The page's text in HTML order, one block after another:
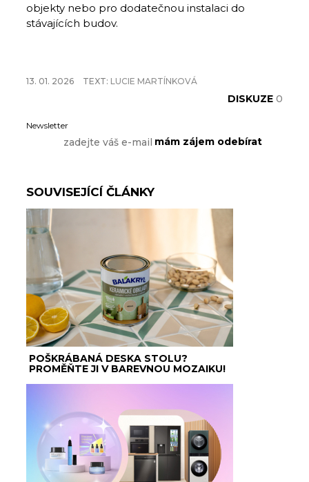
objekty nebo pro dodatečnou instalaci do
stávajících budov.
13. 01. 2026 TEXT: LUCIE MARTÍNKOVÁ
DISKUZE 0
Newsletter
SOUVISEJÍCÍ ČLÁNKY
POŠKRÁBANÁ DESKA STOLU?
PROMĚŇTE JI V BAREVNOU MOZAIKU!